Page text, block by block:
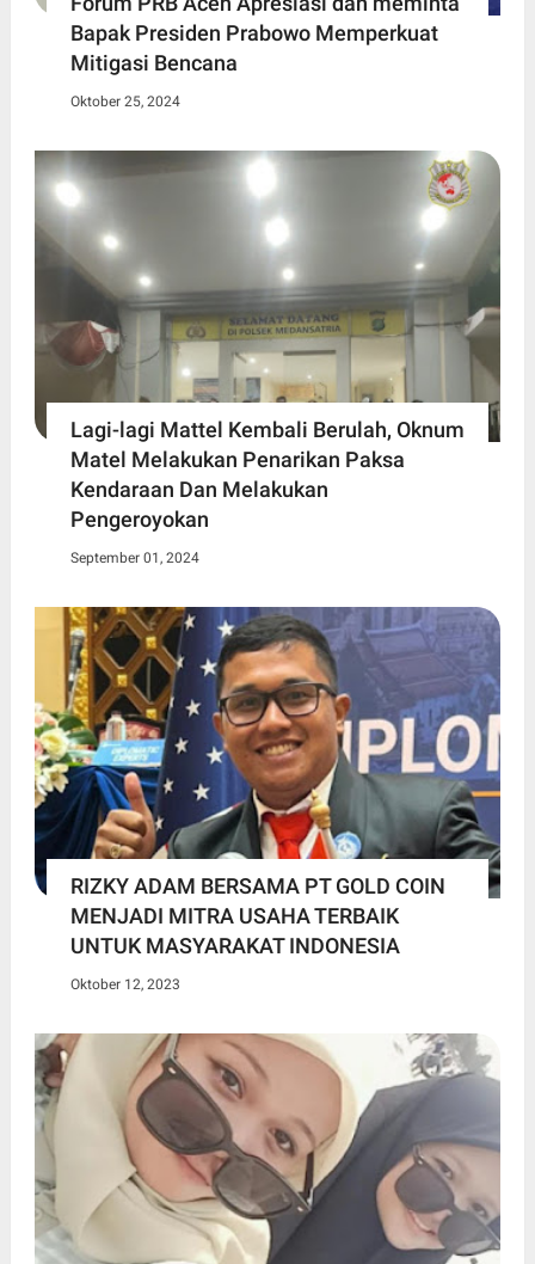
Bapak Presiden Prabowo Memperkuat
Mitigasi Bencana
Oktober 25, 2024
Lagi-lagi Mattel Kembali Berulah, Oknum
Matel Melakukan Penarikan Paksa
Kendaraan Dan Melakukan
Pengeroyokan
September 01, 2024
RIZKY ADAM BERSAMA PT GOLD COIN
MENJADI MITRA USAHA TERBAIK
UNTUK MASYARAKAT INDONESIA
Oktober 12, 2023